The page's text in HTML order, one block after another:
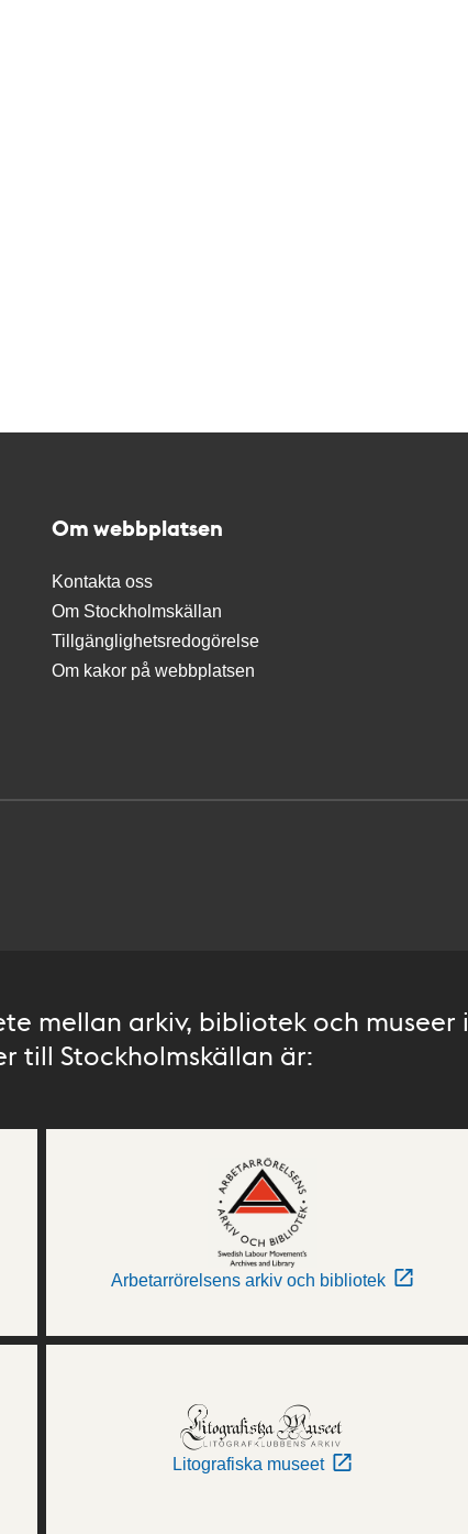
Om webbplatsen
Kontakta oss
Om Stockholmskällan
Tillgänglighetsredogörelse
Om kakor på webbplatsen
mellan arkiv, bibliotek och museer i
till Stockholmskällan är:
Arbetarrörelsens arkiv och bibliotek
Litografiska museet